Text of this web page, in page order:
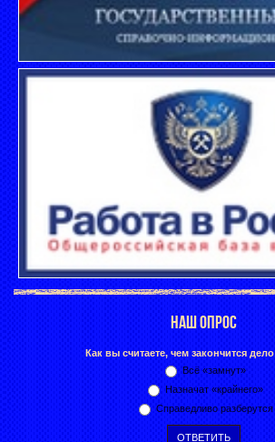
НАШ ОПРОС
Как вы считаете, чем закончится
Всё «замнут»
Назначат «крайнего»
Справедливо разберутся